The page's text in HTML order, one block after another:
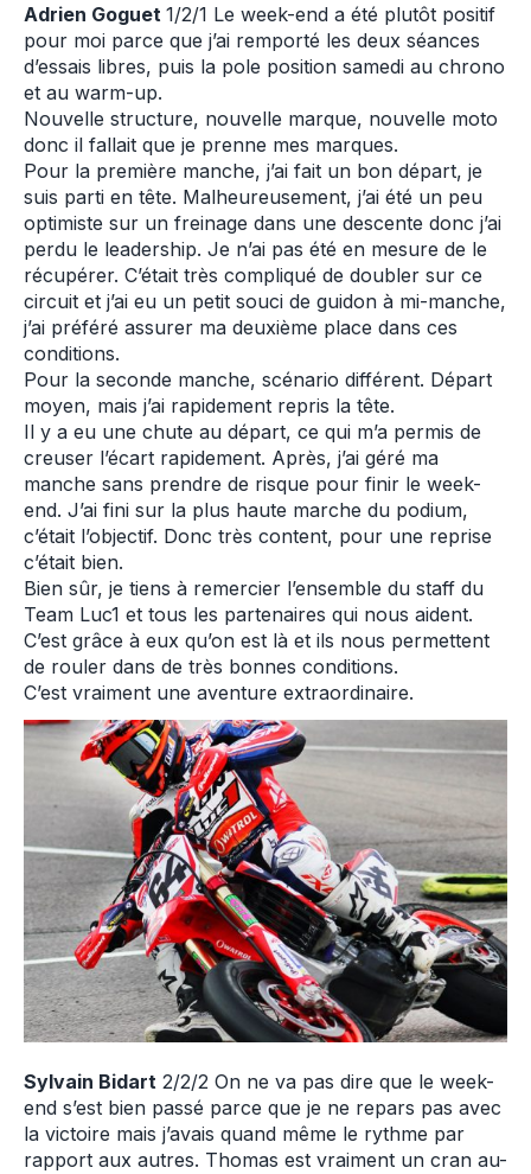
Adrien Goguet 1/2/1 Le week-end a été plutôt positif
pour moi parce que j’ai remporté les deux séances
d’essais libres, puis la pole position samedi au chrono
et au warm-up.
Nouvelle structure, nouvelle marque, nouvelle moto
donc il fallait que je prenne mes marques.
Pour la première manche, j’ai fait un bon départ, je
suis parti en tête. Malheureusement, j’ai été un peu
optimiste sur un freinage dans une descente donc j’ai
perdu le leadership. Je n’ai pas été en mesure de le
récupérer. C’était très compliqué de doubler sur ce
circuit et j’ai eu un petit souci de guidon à mi-manche,
j’ai préféré assurer ma deuxième place dans ces
conditions.
Pour la seconde manche, scénario différent. Départ
moyen, mais j’ai rapidement repris la tête.
Il y a eu une chute au départ, ce qui m’a permis de
creuser l’écart rapidement. Après, j’ai géré ma
manche sans prendre de risque pour finir le week-
end. J’ai fini sur la plus haute marche du podium,
c’était l’objectif. Donc très content, pour une reprise
c’était bien.
Bien sûr, je tiens à remercier l’ensemble du staff du
Team Luc1 et tous les partenaires qui nous aident.
C’est grâce à eux qu’on est là et ils nous permettent
de rouler dans de très bonnes conditions.
C’est vraiment une aventure extraordinaire.
Sylvain Bidart 2/2/2 On ne va pas dire que le week-
end s’est bien passé parce que je ne repars pas avec
la victoire mais j’avais quand même le rythme par
rapport aux autres. Thomas est vraiment un cran au-